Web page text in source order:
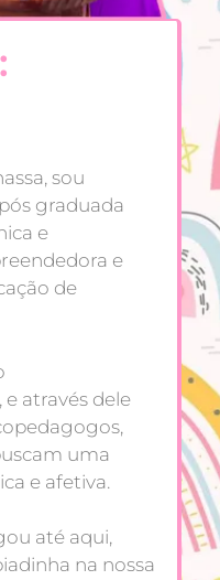
sou
graduada
e
e
de
através dele
uma
e afetiva.
até aqui,
na nossa